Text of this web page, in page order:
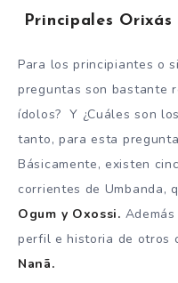
Principales
Para los principiantes o
preguntas son bastante
ídolos? Y ¿Cuáles son
tanto, para esta
Básicamente, existen
corrientes de Umbanda,
Ogum y Oxossi.
perfil e historia de otros
Nanã.